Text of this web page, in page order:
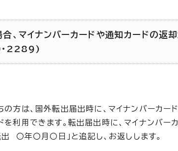
、マイナンバーカードや通知カードの
2289)
の方は、国外転出届出時に、マイナンバーカー
利用できます。転出届出時に、マイナンバー
〇年〇月〇日」と追記し、お返しします。